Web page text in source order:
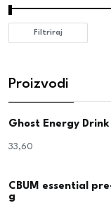
Filtriraj
Proizvodi
Ghost Energy Drink
33,60
CBUM essential
g